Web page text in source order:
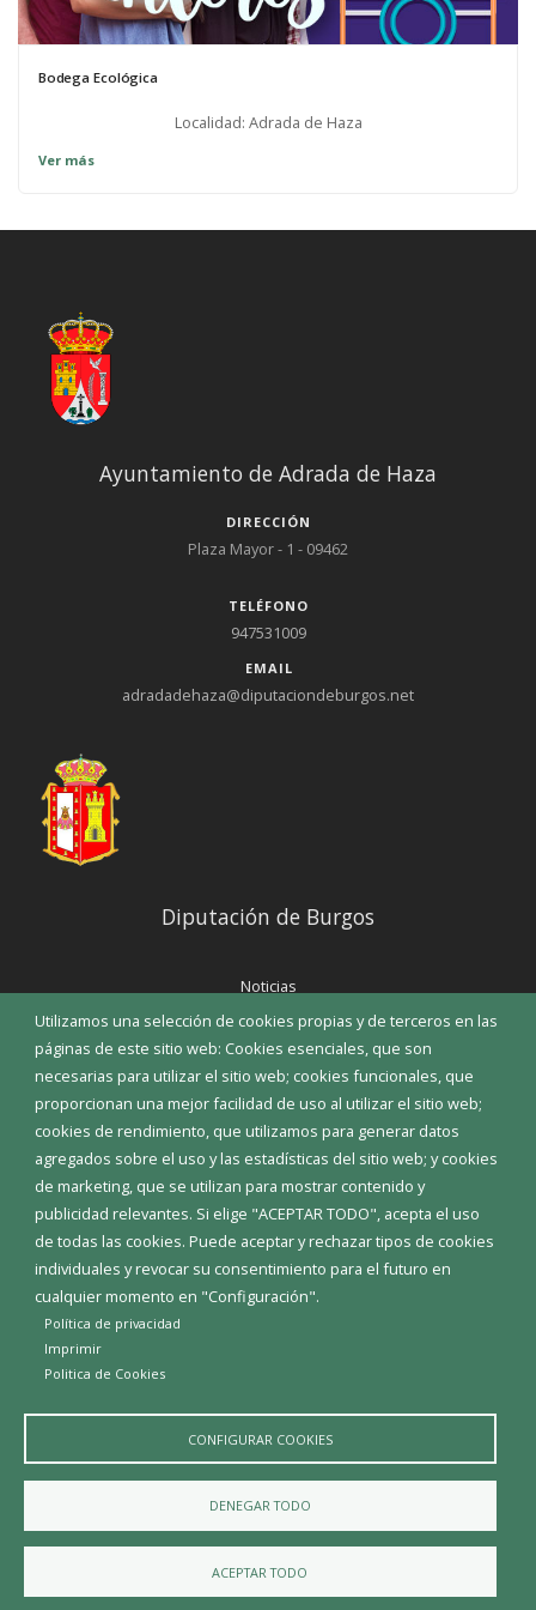
Bodega Ecológica
Localidad: Adrada de Haza
Ver más
Utilizamos una selección de cookies propias y de terceros en las
páginas de este sitio web: Cookies esenciales, que son
necesarias para utilizar el sitio web; cookies funcionales, que
proporcionan una mejor facilidad de uso al utilizar el sitio web;
cookies de rendimiento, que utilizamos para generar datos
agregados sobre el uso y las estadísticas del sitio web; y cookies
de marketing, que se utilizan para mostrar contenido y
publicidad relevantes. Si elige "ACEPTAR TODO", acepta el uso
de todas las cookies. Puede aceptar y rechazar tipos de cookies
individuales y revocar su consentimiento para el futuro en
cualquier momento en "Configuración".
Política de privacidad
Imprimir
Politica de Cookies
CONFIGURAR COOKIES
DENEGAR TODO
ACEPTAR TODO
Ayuntamiento de Adrada de Haza
DIRECCIÓN
Plaza Mayor - 1 - 09462
TELÉFONO
947531009
EMAIL
adradadehaza@diputaciondeburgos.net
Diputación de Burgos
Noticias
Eventos
Corporación Municipal
Teléfonos de interés
INICIAR SESIÓN
MAPA WEB
Diputación de Burgos